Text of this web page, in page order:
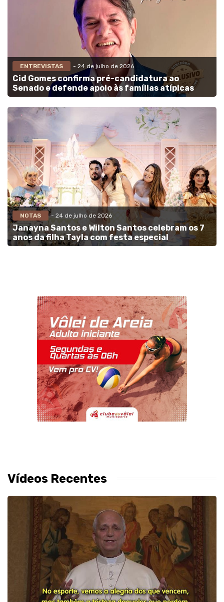
ENTREVISTAS - 24 de julho de 2026
Cid Gomes confirma pré-candidatura ao
Senado e defende apoio às famílias atípicas
NOTAS - 24 de julho de 2026
Janayna Santos e Wilton Santos celebram os 7
anos da filha Tayla com festa especial
Vídeos Recentes